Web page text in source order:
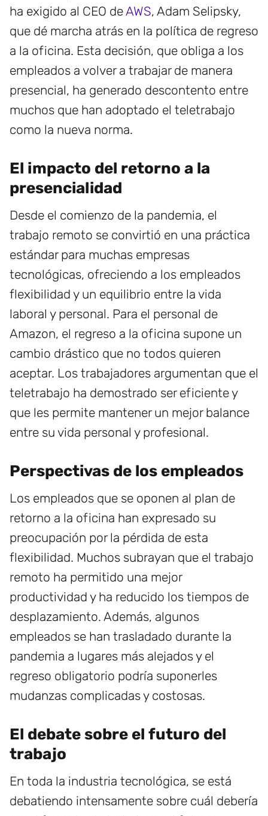
ha exigido al CEO deAWS, Adam Selipsky,
que dé marcha atrás en la política de regreso
a la oficina. Esta decisión, que obliga a los
empleados a volver a trabajar de manera
presencial, ha generado descontento entre
muchos que han adoptado el teletrabajo
como la nueva norma.
El impacto del retorno a la
presencialidad
Desde el comienzo de la pandemia, el
trabajo remoto se convirtió en una práctica
estándar para muchas empresas
tecnológicas, ofreciendo a los empleados
flexibilidad y un equilibrio entre la vida
laboral y personal. Para el personal de
Amazon, el regreso a la oficina supone un
cambio drástico que no todos quieren
aceptar. Los trabajadores argumentan que el
teletrabajo ha demostrado ser eficiente y
que les permite mantener un mejor balance
entre su vida personal y profesional.
Perspectivas de los empleados
Los empleados que se oponen al plan de
retorno a la oficina han expresado su
preocupación por la pérdida de esta
flexibilidad. Muchos subrayan que el trabajo
remoto ha permitido una mejor
productividad y ha reducido los tiempos de
desplazamiento. Además, algunos
empleados se han trasladado durante la
pandemia a lugares más alejados y el
regreso obligatorio podría suponerles
mudanzas complicadas y costosas.
El debate sobre el futuro del
trabajo
En toda la industria tecnológica, se está
debatiendo intensamente sobre cuál debería